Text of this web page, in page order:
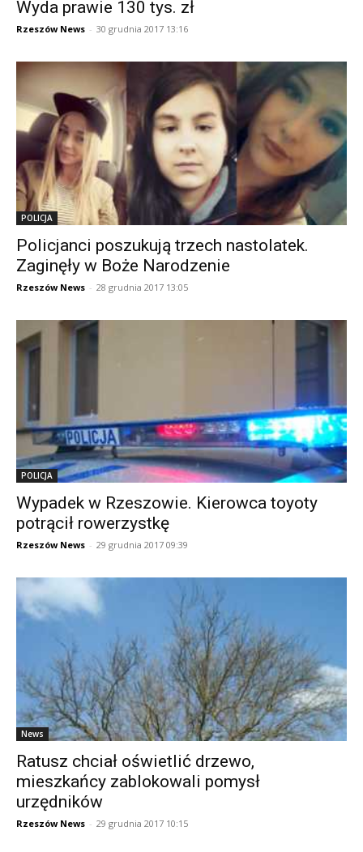
Wyda prawie 130 tys. zł
Rzeszów News - 30 grudnia 2017 13:16
POLICJA
Policjanci poszukują trzech nastolatek.
Zaginęły w Boże Narodzenie
Rzeszów News - 28 grudnia 2017 13:05
POLICJA
Wypadek w Rzeszowie. Kierowca toyoty
potrącił rowerzystkę
Rzeszów News - 29 grudnia 2017 09:39
News
Ratusz chciał oświetlić drzewo,
mieszkańcy zablokowali pomysł
urzędników
Rzeszów News - 29 grudnia 2017 10:15